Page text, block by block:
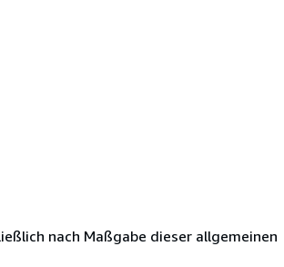
nach Maßgabe dieser allgemeinen